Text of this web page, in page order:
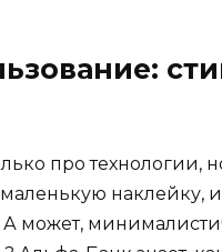
про технологии,
наклейку,
А может,